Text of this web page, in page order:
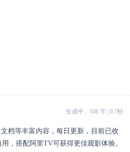
生成中... 108 字 | 0.7秒
档等丰富内容，每日更新，目前已收
，搭配阿里TV可获得更佳观影体验。